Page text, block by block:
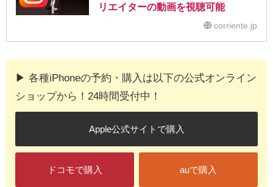
リエイターの動画を視聴可能
corriente.jp
▶︎ 各種iPhoneの予約・購入は以下の公式オンライン
ショップから！24時間受付中！
Apple公式サイトで購入
ドコモで購入 auで購入